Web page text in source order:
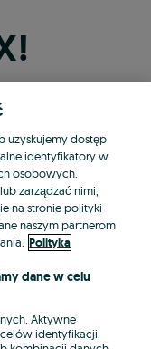
Apple
Google
uzyskujemy dostęp
identyfikatory w
osobowych.
zarządzać nimi,
na stronie polityki
naszym partnerom
Polityka
dane w celu
Aktywne
identyfikacji.